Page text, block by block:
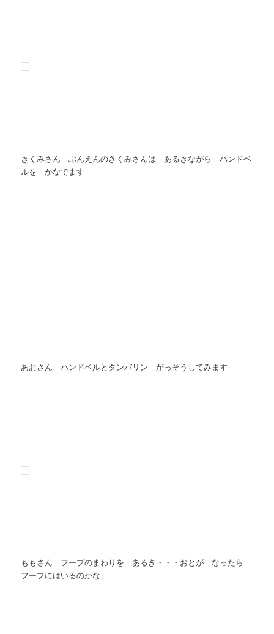
きくみさん ぶんえんのきくみさんは あるきながら ハンドベ
ルを かなでます
あおさん ハンドベルとタンバリン がっそうしてみます
ももさん フープのまわりを あるき・・・おとが なったら
フープにはいるのかな